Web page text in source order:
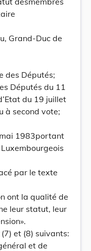
Grand-Duc de
des Députés;
Députés du 11
du 19 juillet
à second vote;
1983portant
par le texte
ont la qualité de
leur statut, leur
et (8) suivants:
et de